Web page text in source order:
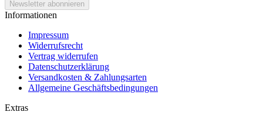
Informationen
Impressum
Widerrufsrecht
Vertrag widerrufen
Datenschutzerklärung
Versandkosten & Zahlungsarten
Allgemeine Geschäftsbedingungen
Extras